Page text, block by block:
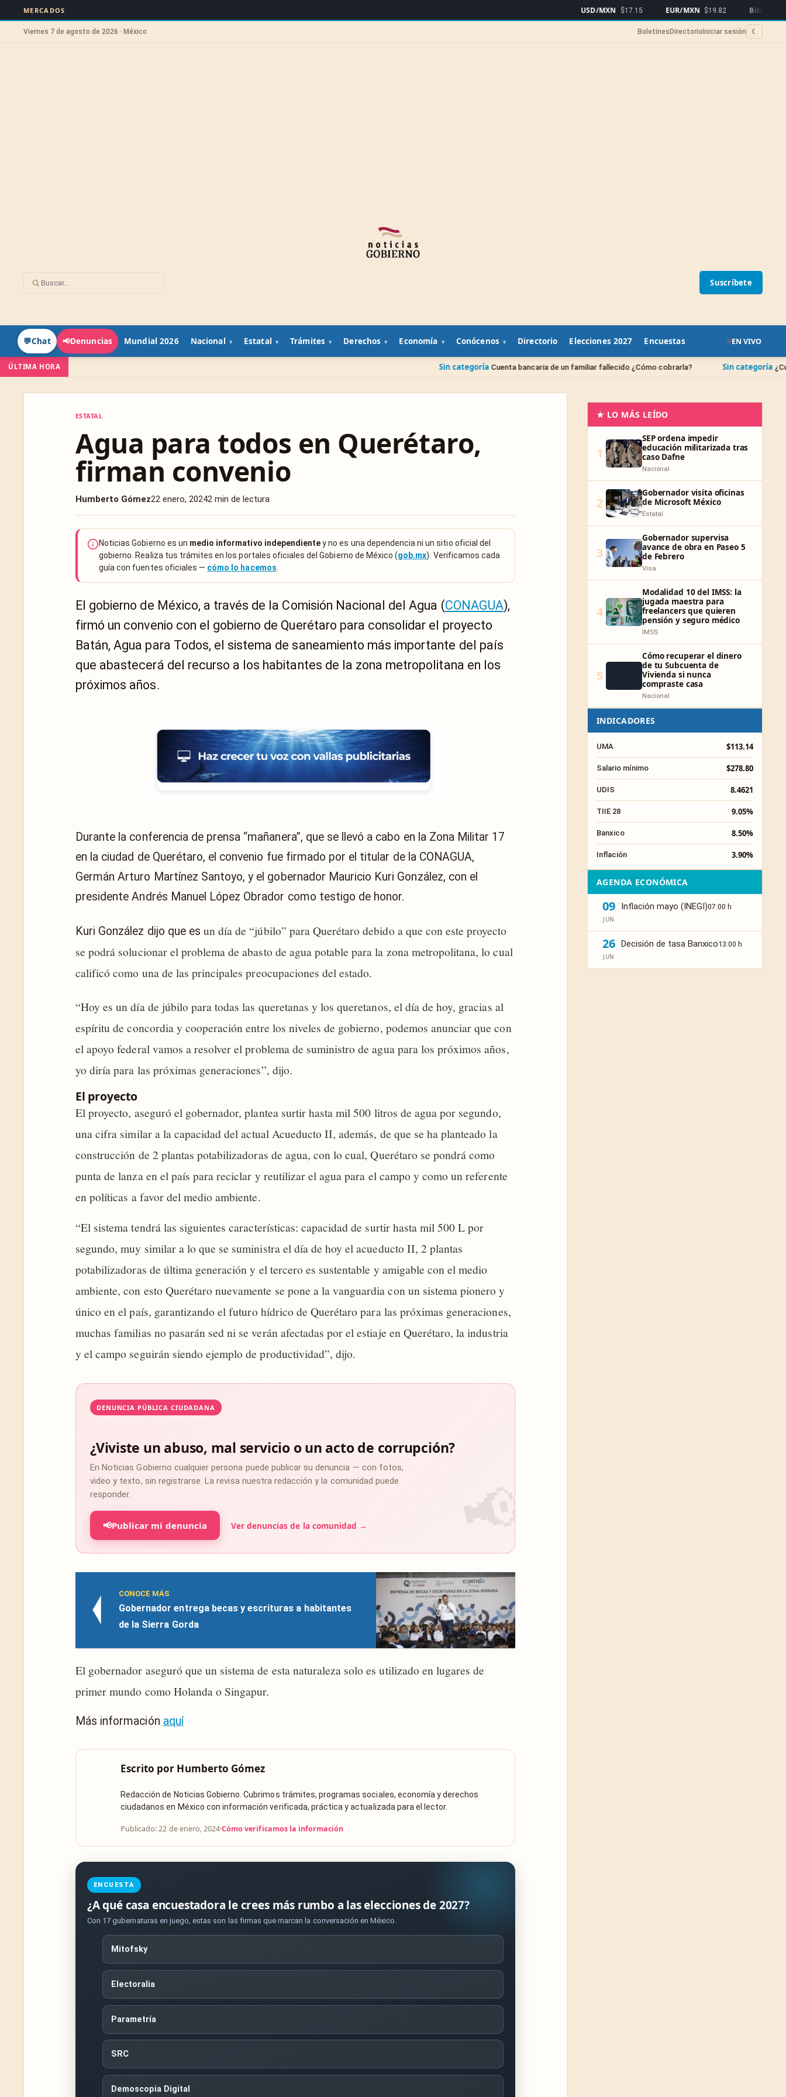
MERCADOS USD/MXN $17.15 EUR/MXN $19.82 Bitcoin $64,942
Viernes 7 de agosto de 2026 · México Boletines Directorio Iniciar sesión ☾
Suscríbete
💬Chat 📢Denuncias Mundial 2026 Nacional Estatal Trámites Derechos Economía Conócenos Directorio Elecciones 2027 Encuestas EN VIVO
ÚLTIMA HORA Cuenta bancaria de un familiar fallecido ¿Cómo cobrarla? Sin categoría ¿Cuándo se borran
ESTATAL
Agua para todos en Querétaro,
firman convenio
Humberto Gómez22 enero, 20242 min de lectura
Noticias Gobierno es un medio informativo independientey no es una dependencia ni un sitio oficial del
gobierno. Realiza tus trámites en los portales oficiales del Gobierno de México (gob.mx). Verificamos cada
guía con fuentes oficiales — cómo lo hacemos
El gobierno de México, a través de la Comisión Nacional del Agua (CONAGUA),
firmó un convenio con el gobierno de Querétaro para consolidar el proyecto
Batán, Agua para Todos, el sistema de saneamiento más importante del país
que abastecerá del recurso a los habitantes de la zona metropolitana en los
próximos años.
Durante la conferencia de prensa “mañanera”, que se llevó a cabo en la Zona Militar 17
en la ciudad de Querétaro, el convenio fue firmado por el titular de la CONAGUA,
Germán Arturo Martínez Santoyo, y el gobernador Mauricio Kuri González, con el
presidente Andrés Manuel López Obrador como testigo de honor.
Kuri González dijo que esun día de “júbilo” para Querétaro debido a que con este proyecto
se podrá solucionar el problema de abasto de agua potable para la zona metropolitana, lo cual
calificó como una de las principales preocupaciones del estado.
“Hoy es un día de júbilo para todas las queretanas y los queretanos, el día de hoy, gracias al
espíritu de concordia y cooperación entre los niveles de gobierno, podemos anunciar que con
el apoyo federal vamos a resolver el problema de suministro de agua para los próximos años,
yo diría para las próximas generaciones”, dijo.
El proyecto
El proyecto, aseguró el gobernador, plantea surtir hasta mil 500 litros de agua por segundo,
una cifra similar a la capacidad del actual Acueducto II, además, de que se ha planteado la
construcción de 2 plantas potabilizadoras de agua, con lo cual, Querétaro se pondrá como
punta de lanza en el país para reciclar y reutilizar el agua para el campo y como un referente
en políticas a favor del medio ambiente.
“El sistema tendrá las siguientes características: capacidad de surtir hasta mil 500 L por
segundo, muy similar a lo que se suministra el día de hoy el acueducto II, 2 plantas
potabilizadoras de última generación y el tercero es sustentable y amigable con el medio
ambiente, con esto Querétaro nuevamente se pone a la vanguardia con un sistema pionero y
único en el país, garantizando el futuro hídrico de Querétaro para las próximas generaciones,
muchas familias no pasarán sed ni se verán afectadas por el estiaje en Querétaro, la industria
y el campo seguirán siendo ejemplo de productividad”, dijo.
DENUNCIA PÚBLICA CIUDADANA
¿Viviste un abuso, mal servicio o un acto de corrupción?
En Noticias Gobierno cualquier persona puede publicar su denuncia — con fotos,
video y texto, sin registrarse. La revisa nuestra redacción y la comunidad puede
responder.
📢Publicar mi denuncia Ver denuncias de la comunidad →
CONOCE MÁS
Gobernador entrega becas y escrituras a habitantes
de la Sierra Gorda
El gobernador aseguró que un sistema de esta naturaleza solo es utilizado en lugares de
primer mundo como Holanda o Singapur.
Más información aquí
Escrito por Humberto Gómez
Redacción de Noticias Gobierno. Cubrimos trámites, programas sociales, economía y derechos
ciudadanos en México con información verificada, práctica y actualizada para el lector.
Publicado: 22 de enero, 2024·Cómo verificamos la información
ENCUESTA
¿A qué casa encuestadora le crees más rumbo a las elecciones de 2027?
Con 17 gubernaturas en juego, estas son las firmas que marcan la conversación en México.
Mitofsky
Electoralia
Parametría
SRC
Demoscopia Digital
★ LO MÁS LEÍDO
1
SEP ordena impedir
educación militarizada tras
caso Dafne
Nacional
2
Gobernador visita oficinas
de Microsoft México
Estatal
3
Gobernador supervisa
avance de obra en Paseo 5
de Febrero
Visa
4
Modalidad 10 del IMSS: la
jugada maestra para
freelancers que quieren
pensión y seguro médico
IMSS
5
Cómo recuperar el dinero
de tu Subcuenta de
Vivienda si nunca
compraste casa
Nacional
INDICADORES
UMA $113.14
Salario mínimo $278.80
UDIS 8.4621
TIIE 28 9.05%
Banxico 8.50%
Inflación 3.90%
AGENDA ECONÓMICA
09
JUN
Inflación mayo (INEGI)07:00 h
26
JUN
Decisión de tasa Banxico13:00 h